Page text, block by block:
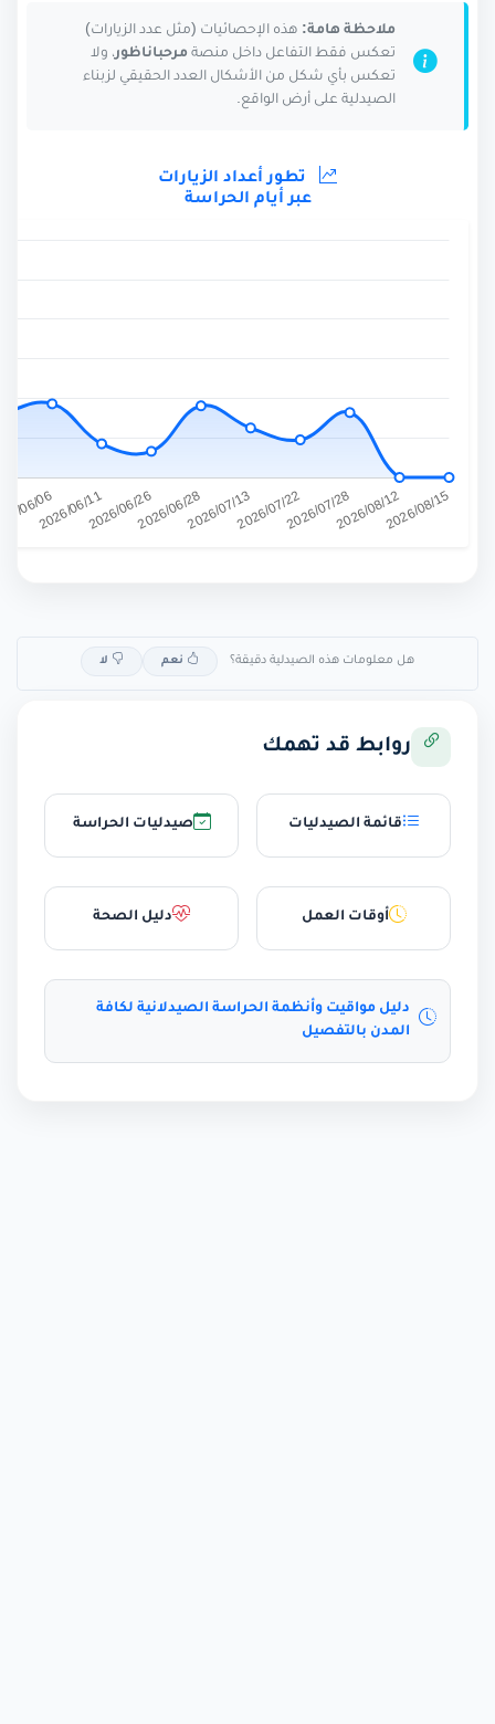
ملاحظة هامة: هذه الإحصائيات (مثل عدد الزيارات)
تعكس فقط التفاعل داخل منصة مرحباناظور، ولا
تعكس بأي شكل من الأشكال العدد الحقيقي لزبناء
الصيدلية على أرض الواقع.
تطور أعداد الزيارات
عبر أيام الحراسة
هل معلومات هذه الصيدلية دقيقة؟ نعم لا
روابط قد تهمك
قائمة الصيدليات صيدليات الحراسة
أوقات العمل دليل الصحة
دليل مواقيت وأنظمة الحراسة الصيدلانية لكافة
المدن بالتفصيل